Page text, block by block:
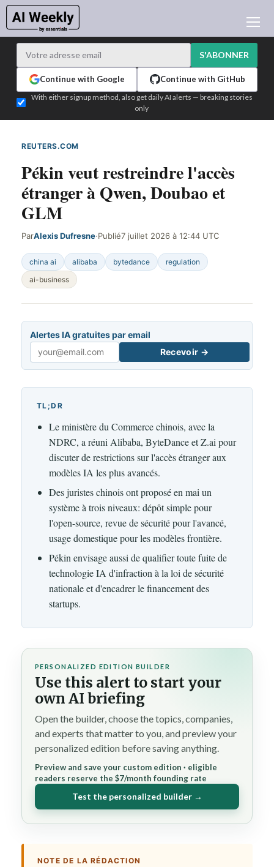
APPRENDRE L'IA
L'ACTU IA DU JOUR
TEST EDITION BUILDER
CONNEXION
S'ABONNER
Continue with Google Continue with GitHub
With either signup method, also get daily AI alerts — breaking stories
only
REUTERS.COM
Pékin veut restreindre l'accès
étranger à Qwen, Doubao et
GLM
ParAlexis Dufresne·Publié7 juillet 2026 à 12:44 UTC
china ai alibaba bytedance
regulation
ai-business
Alertes IA gratuites par email
Email
Recevoir →
TL;DR
Le ministère du Commerce chinois, avec la
NDRC, a réuni Alibaba, ByteDance et Z.ai pour
discuter de restrictions sur l'accès étranger aux
modèles IA les plus avancés.
Des juristes chinois ont proposé en mai un
système à trois niveaux: dépôt simple pour
l'open-source, revue de sécurité pour l'avancé,
usage domestique pour les modèles frontière.
Pékin envisage aussi de qualifier toute fuite de
technologie IA d'infraction à la loi de sécurité
nationale et d'encadrer le financement des
startups.
PERSONALIZED EDITION BUILDER
Use this alert to start your
own AI briefing
Open the builder, choose the topics, companies,
and experts that matter to you, and preview your
personalized edition before saving anything.
Preview and save your custom edition · eligible
readers reserve the $7/month founding rate
Test the personalized builder →
NOTE DE LA RÉDACTION